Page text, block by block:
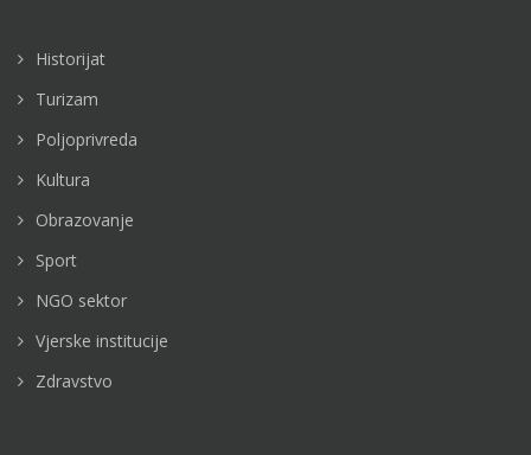
Historijat
Turizam
Poljoprivreda
Kultura
Obrazovanje
Sport
NGO sektor
Vjerske institucije
Zdravstvo